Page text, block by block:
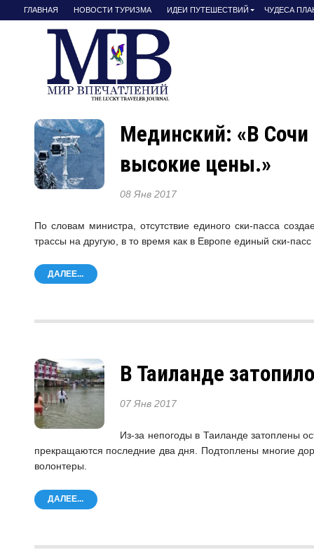
ГЛАВНАЯ НОВОСТИ ТУРИЗМА ИДЕИ ПУТЕШЕСТВИЙ ЧУДЕСА
Мединский: «В Сочи
высокие цены.»
08 Янв 2017
По словам министра, отсутствие единого ски-пасса
трассы на другую, в то время как в Европе единый ски-
ДАЛЕЕ...
В Таиланде
07 Янв 2017
Из-за непогоды в Таиланде затоплены
прекращаются последние два дня. Подтоплены многие
волонтеры.
ДАЛЕЕ...